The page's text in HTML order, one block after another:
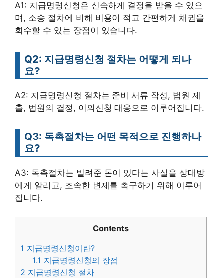
A1: 지급명령신청은 신속하게 결정을 받을 수 있으
며, 소송 절차에 비해 비용이 적고 간편하게 채권을
회수할 수 있는 장점이 있습니다.
Q2: 지급명령신청 절차는 어떻게 되나
요?
A2: 지급명령신청 절차는 준비 서류 작성, 법원 제
출, 법원의 결정, 이의신청 대응으로 이루어집니다.
Q3: 독촉절차는 어떤 목적으로 진행하나
요?
A3: 독촉절차는 빌려준 돈이 있다는 사실을 상대방
에게 알리고, 조속한 변제를 촉구하기 위해 이루어
집니다.
Contents
1 지급명령신청이란?
1.1 지급명령신청의 장점
2 지급명령신청 절차